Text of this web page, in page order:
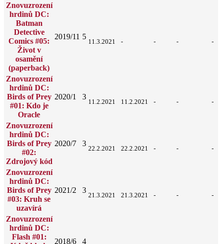
Znovuzrození
hrdinů DC:
Batman
Detective
Comics #05:
Život v
osamění
(paperback)
2019/11 5
11.3.2021 - - - -
Znovuzrození
hrdinů DC:
Birds of Prey
#01: Kdo je
Oracle
2020/1 3
11.2.2021 11.2.2021 - - -
Znovuzrození
hrdinů DC:
Birds of Prey
#02:
Zdrojový kód
2020/7 3
22.2.2021 22.2.2021 - - -
Znovuzrození
hrdinů DC:
Birds of Prey
#03: Kruh se
uzavírá
2021/2 3
21.3.2021 21.3.2021 - - -
Znovuzrození
hrdinů DC:
Flash #01:
2018/6 4